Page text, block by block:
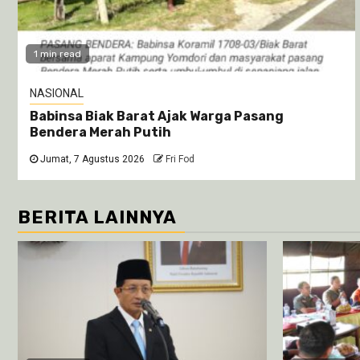
1 min read
NASIONAL
Babinsa Biak Barat Ajak Warga Pasang
Bendera Merah Putih
Jumat, 7 Agustus 2026 Fri Fod
BERITA LAINNYA